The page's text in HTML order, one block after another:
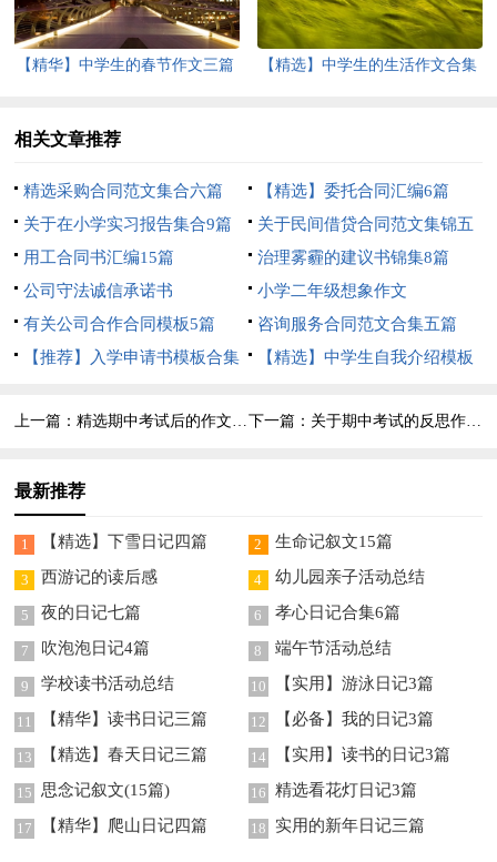
【精华】中学生的春节作文三篇
【精选】中学生的生活作文合集
相关文章推荐
精选采购合同范文集合六篇
【精选】委托合同汇编6篇
关于在小学实习报告集合9篇
关于民间借贷合同范文集锦五
篇
用工合同书汇编15篇
治理雾霾的建议书锦集8篇
公司守法诚信承诺书
小学二年级想象作文
有关公司合作合同模板5篇
咨询服务合同范文合集五篇
【推荐】入学申请书模板合集
【精选】中学生自我介绍模板
上一篇：精选期中考试后的作文集合5篇 下一篇： 关于期中考试的反思作文集锦八篇
最新推荐
1 【精选】下雪日记四篇 2 生命记叙文15篇
3 西游记的读后感 4 幼儿园亲子活动总结
5 夜的日记七篇 6 孝心日记合集6篇
7 吹泡泡日记4篇 8 端午节活动总结
9 学校读书活动总结 10 【实用】游泳日记3篇
11 【精华】读书日记三篇 12 【必备】我的日记3篇
13 【精选】春天日记三篇 14 【实用】读书的日记3篇
15 思念记叙文(15篇) 16 精选看花灯日记3篇
17 【精华】爬山日记四篇 18 实用的新年日记三篇